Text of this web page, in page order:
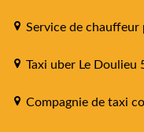
Service de chauffeur
Taxi uber Le Doulieu
Compagnie de taxi